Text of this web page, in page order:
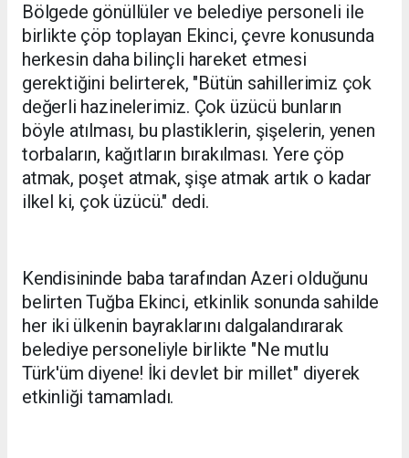
Bölgede gönüllüler ve belediye personeli ile
birlikte çöp toplayan Ekinci, çevre konusunda
herkesin daha bilinçli hareket etmesi
gerektiğini belirterek, "Bütün sahillerimiz çok
değerli hazinelerimiz. Çok üzücü bunların
böyle atılması, bu plastiklerin, şişelerin, yenen
torbaların, kağıtların bırakılması. Yere çöp
atmak, poşet atmak, şişe atmak artık o kadar
ilkel ki, çok üzücü." dedi.
Kendisininde baba tarafından Azeri olduğunu
belirten Tuğba Ekinci, etkinlik sonunda sahilde
her iki ülkenin bayraklarını dalgalandırarak
belediye personeliyle birlikte "Ne mutlu
Türk'üm diyene! İki devlet bir millet" diyerek
etkinliği tamamladı.